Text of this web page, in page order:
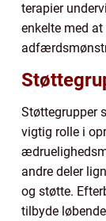
terapier
enkelte med
Støttegrupper
vigtig rolle i
andre deler
og støtte.
tilbyde